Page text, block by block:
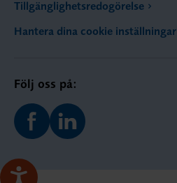
Tillgänglighetsredogörelse
Hantera dina cookie inställningar
Följ oss på: